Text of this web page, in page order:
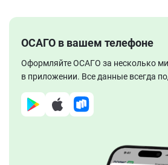
ОСАГО в вашем телефоне
Оформляйте ОСАГО за несколько
в приложении. Все данные всегда